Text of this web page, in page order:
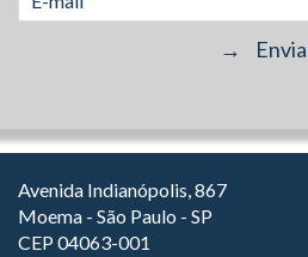
Avenida Indianópolis, 867
Moema - São Paulo - SP
CEP 04063-001